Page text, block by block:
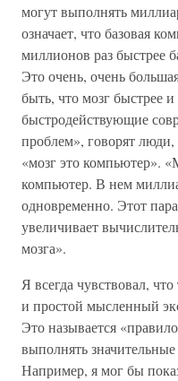
могут выполнять
означает, что базовая
миллионов раз быстрее
Это очень, очень
быть, что мозг быстрее
быстродействующие
проблем», говорят
«мозг это компьютер».
компьютер. В нем
одновременно. Этот
увеличивает
мозга».
Я всегда чувствовал,
и простой мысленный
Это называется
выполнять
Например, я мог бы